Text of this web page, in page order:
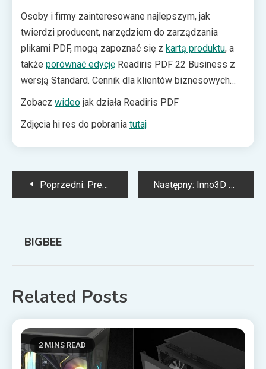
Osoby i firmy zainteresowane najlepszym, jak
twierdzi producent, narzędziem do zarządzania
plikami PDF, mogą zapoznać się z kartą produktu, a
także porównać edycję Readiris PDF 22 Business z
wersją Standard. Cennik dla klientów biznesowych
jest dostępny
tutaj
Zobacz wideo jak działa Readiris PDF
Zdjęcia hi res do pobrania tutaj
Nawigacja
Poprzedni: Premiera: Audictus poszerza portfolio o słuchawki TWS z aktywnym tłumieniem szumów Następny: Inno3D GeForce RTX 3080 Ti iChill X4 – moc pod kontrolą
BIGBEE
Related Posts
2 MINS READ